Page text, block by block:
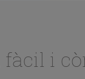
fàcil i